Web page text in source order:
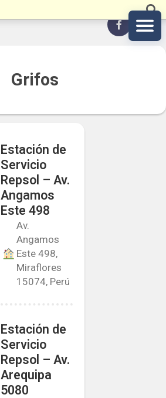
Grifos
Estación de
Servicio
Repsol – Av.
Angamos
Este 498
Av.
Angamos
Este 498,
Miraflores
15074, Perú
Estación de
Servicio
Repsol – Av.
Arequipa
5080